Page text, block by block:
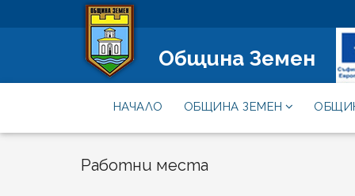
Община Земен
НАЧАЛО ОБЩИНА ЗЕМЕН
Работни места